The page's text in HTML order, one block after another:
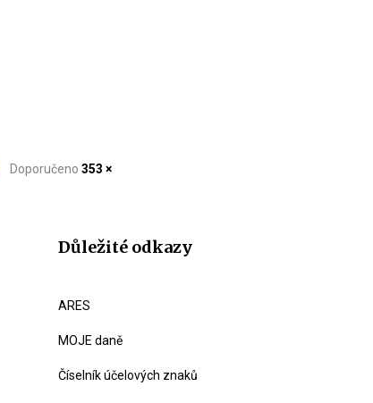
Doporučeno 353 ×
Důležité odkazy
ARES
MOJE daně
Číselník účelových znaků